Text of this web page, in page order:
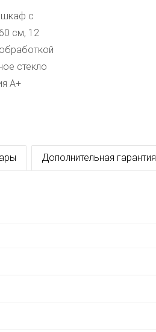
шкаф с
см, 12
стекло
А+
Дополнительная гарантия